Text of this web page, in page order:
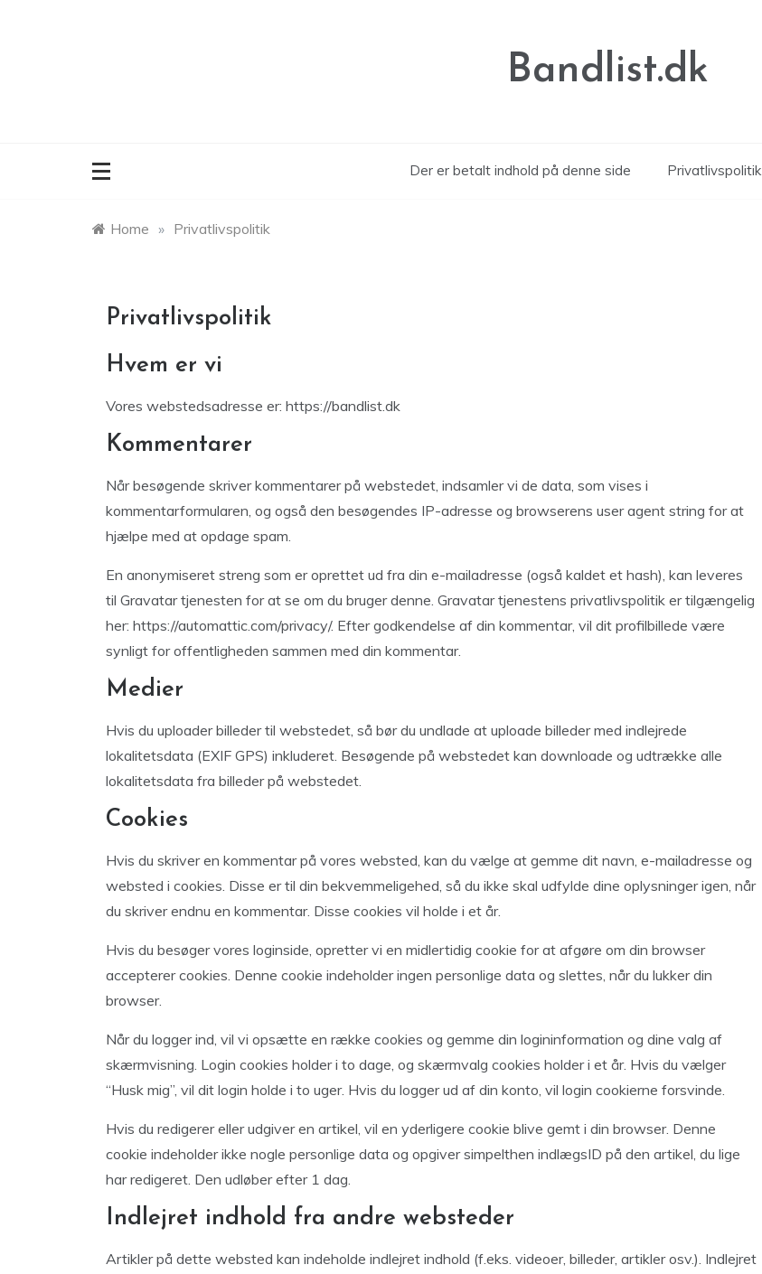
Bandlist.dk
Der er betalt indhold på denne side Privatlivspolitik
Home » Privatlivspolitik
Privatlivspolitik
Hvem er vi
Vores webstedsadresse er: https://bandlist.dk
Kommentarer
Når besøgende skriver kommentarer på webstedet, indsamler vi de data, som vises i
kommentarformularen, og også den besøgendes IP-adresse og browserens user agent string for at
hjælpe med at opdage spam.
En anonymiseret streng som er oprettet ud fra din e-mailadresse (også kaldet et hash), kan leveres
til Gravatar tjenesten for at se om du bruger denne. Gravatar tjenestens privatlivspolitik er tilgængelig
her: https://automattic.com/privacy/. Efter godkendelse af din kommentar, vil dit profilbillede være
synligt for offentligheden sammen med din kommentar.
Medier
Hvis du uploader billeder til webstedet, så bør du undlade at uploade billeder med indlejrede
lokalitetsdata (EXIF GPS) inkluderet. Besøgende på webstedet kan downloade og udtrække alle
lokalitetsdata fra billeder på webstedet.
Cookies
Hvis du skriver en kommentar på vores websted, kan du vælge at gemme dit navn, e-mailadresse og
websted i cookies. Disse er til din bekvemmeligehed, så du ikke skal udfylde dine oplysninger igen, når
du skriver endnu en kommentar. Disse cookies vil holde i et år.
Hvis du besøger vores loginside, opretter vi en midlertidig cookie for at afgøre om din browser
accepterer cookies. Denne cookie indeholder ingen personlige data og slettes, når du lukker din
browser.
Når du logger ind, vil vi opsætte en række cookies og gemme din logininformation og dine valg af
skærmvisning. Login cookies holder i to dage, og skærmvalg cookies holder i et år. Hvis du vælger
“Husk mig”, vil dit login holde i to uger. Hvis du logger ud af din konto, vil login cookierne forsvinde.
Hvis du redigerer eller udgiver en artikel, vil en yderligere cookie blive gemt i din browser. Denne
cookie indeholder ikke nogle personlige data og opgiver simpelthen indlægsID på den artikel, du lige
har redigeret. Den udløber efter 1 dag.
Indlejret indhold fra andre websteder
Artikler på dette websted kan indeholde indlejret indhold (f.eks. videoer, billeder, artikler osv.). Indlejret